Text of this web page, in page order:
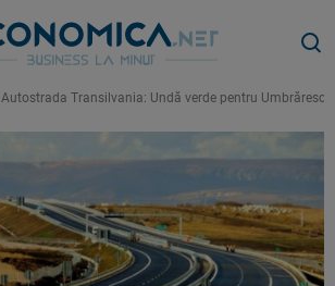
Autostrada Transilvania: Undă verde pentru